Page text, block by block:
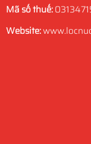
Mã số thuế:
Website: